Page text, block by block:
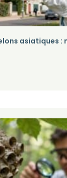
asiatiques :